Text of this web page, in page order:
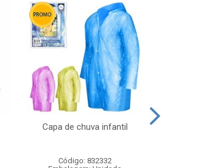
Capa de chuva infantil
Código: 832332